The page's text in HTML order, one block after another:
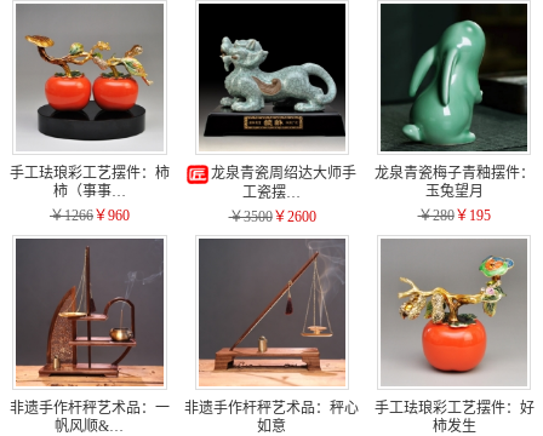
手工珐琅彩工艺摆件：柿
柿（事事…
￥1266￥960
龙泉青瓷周绍达大师手
工瓷摆…
￥3500￥2600
龙泉青瓷梅子青釉摆件：
玉兔望月
￥280￥195
非遗手作杆秤艺术品：一
帆风顺&…
非遗手作杆秤艺术品：秤心
如意
手工珐琅彩工艺摆件：好
柿发生